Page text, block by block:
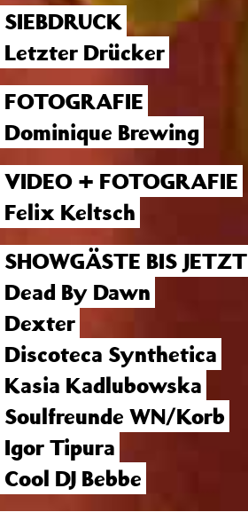
SIEBDRUCK
Letzter Drücker
FOTOGRAFIE
Dominique Brewing
VIDEO + FOTOGRAFIE
Felix Keltsch
SHOWGÄSTE BIS JETZT
Dead By Dawn
Dexter
Discoteca Synthetica
Kasia Kadlubowska
Soulfreunde WN/Korb
Igor Tipura
Cool DJ Bebbe